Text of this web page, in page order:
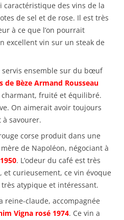
caractéristique des vins de la
de sel et de rose. Il est très
à ce que l’on pourrait
excellent vin sur un steak de
ensemble sur du bœuf
de Bèze Armand Rousseau
fruité et équilibré.
On aimerait avoir toujours
savourer.
corse produit dans une
de Napoléon, négociant à
. L’odeur du café est très
curieusement, ce vin évoque
très atypique et intéressant.
reine-claude, accompagnée
Vigna rosé 1974. Ce vin a